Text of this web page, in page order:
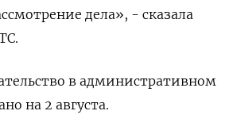
дела», - сказала
в административном
на 2 августа.